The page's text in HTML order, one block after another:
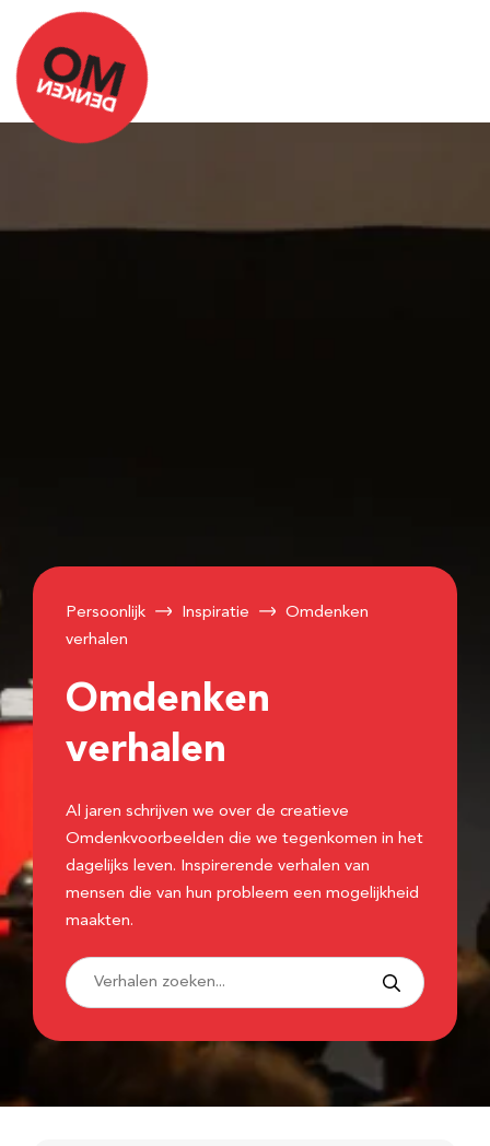
Persoonlijk Inspiratie
Omdenken
verhalen
Omdenken
verhalen
Al jaren schrijven we over de creatieve
Omdenkvoorbeelden die we tegenkomen in het
dagelijks leven. Inspirerende verhalen van
mensen die van hun probleem een mogelijkheid
maakten.